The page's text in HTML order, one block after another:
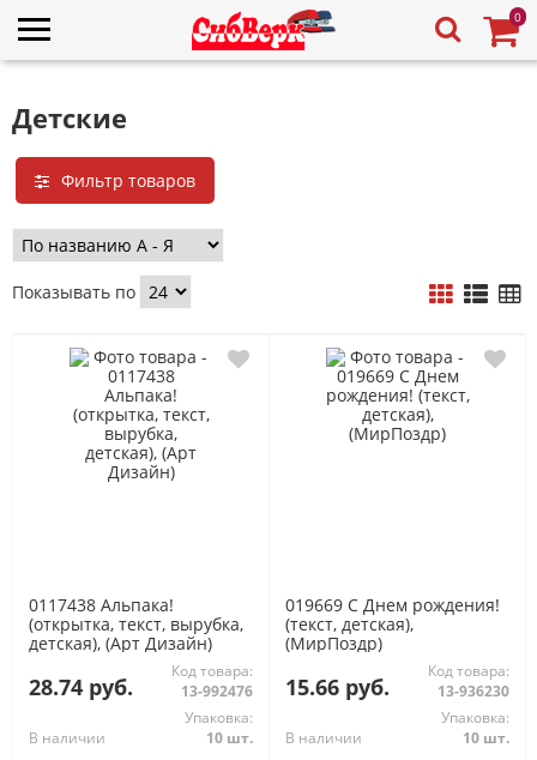
0
Детские
Фильтр товаров
Показывать по
0117438 Альпака!
(открытка, текст, вырубка,
детская), (Арт Дизайн)
28.74 руб.
Код товара:
13-992476
В наличии
Упаковка:
10 шт.
019669 С Днем рождения!
(текст, детская),
(МирПоздр)
15.66 руб.
Код товара:
13-936230
В наличии
Упаковка:
10 шт.